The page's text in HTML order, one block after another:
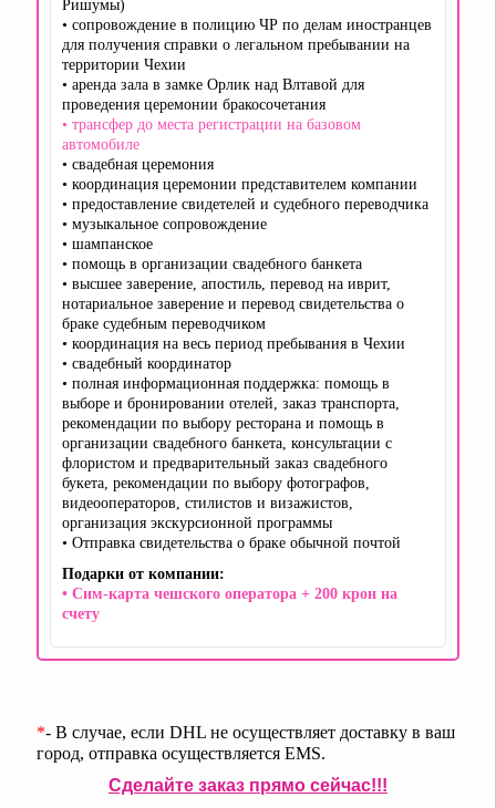
Ришумы)
• сопровождение в полицию ЧР по делам иностранцев
для получения справки о легальном пребывании на
территории Чехии
• аренда зала в замке Орлик над Влтавой для
проведения церемонии бракосочетания
• трансфер до места регистрации на базовом
автомобиле
• свадебная церемония
• координация церемонии представителем компании
• предоставление свидетелей и судебного переводчика
• музыкальное сопровождение
• шампанское
• помощь в организации свадебного банкета
• высшее заверение, апостиль, перевод на иврит,
нотариальное заверение и перевод свидетельства о
браке судебным переводчиком
• координация на весь период пребывания в Чехии
• свадебный координатор
• полная информационная поддержка: помощь в
выборе и бронировании отелей, заказ транспорта,
рекомендации по выбору ресторана и помощь в
организации свадебного банкета, консультации с
флористом и предварительный заказ свадебного
букета, рекомендации по выбору фотографов,
видеооператоров, стилистов и визажистов,
организация экскурсионной программы
• Отправка свидетельства о браке обычной почтой
Подарки от компании:
• Сим-карта чешского оператора + 200 крон на
счету
*- В случае, если DHL не осуществляет доставку в ваш
город, отправка осуществляется EMS.
Сделайте заказ прямо сейчас!!!